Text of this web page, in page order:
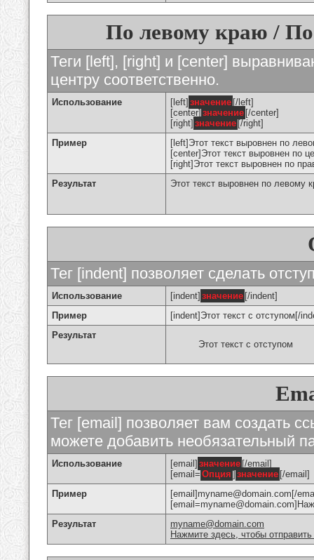
По левому краю /
Теги [left], [right] и [center]
центру соответственно.
Использование [left] значение [/left]
[center] значение [/center]
[right] значение [/right]
Пример
[left]Этот текст выровнен по
[center]Этот текст выровнен по
[right]Этот текст выровнен по
Результат
Этот текст выровнен по левому
Тег [indent] позволяет сделать
Использование [indent] значение [/indent]
Пример
[indent]Этот текст с отступом[/
Результат
Этот текст с отступом
Тег [email] позволяет вам создать
можете добавить необязательный
Использование [email] значение [/email]
[email= Опция ] значение [/email]
Пример
[email]myname@domain.com[/
Результат
myname@domain.com
Нажмите здесь, чтобы